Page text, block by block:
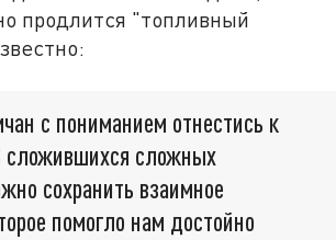
продлится "топливный
с пониманием отнестись к
сложившихся сложных
сохранить взаимное
помогло нам достойно